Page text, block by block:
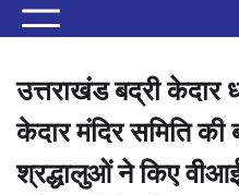
उत्तराखंड बद्री केदार
केदार मंदिर समिति
श्रद्धालुओं ने किए